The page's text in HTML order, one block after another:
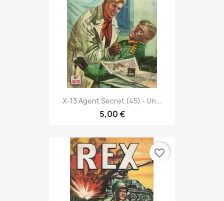
X-13 Agent Secret (45) - Un...
5,00 €
favorite_border